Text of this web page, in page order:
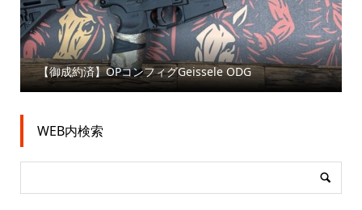
【御成約済】OPコンフィグGeissele ODG
WEB内検索